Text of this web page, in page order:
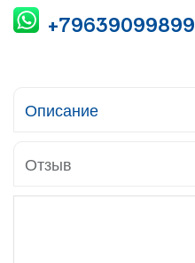
+79639099899
Описание
Отзыв